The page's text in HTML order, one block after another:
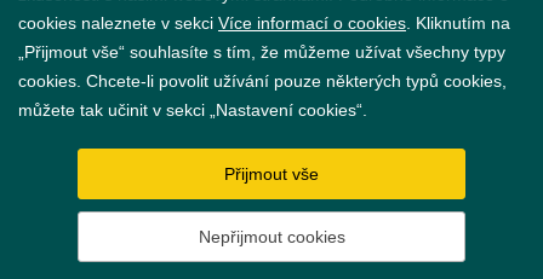
GDPR
Nastavení cookies
cookies naleznete v sekci Více informací o cookies . Kliknutím na
„Přijmout vše“ souhlasíte s tím, že můžeme užívat všechny typy
cookies. Chcete-li povolit užívání pouze některých typů cookies,
můžete tak učinit v sekci „Nastavení cookies“.
Přijmout vše
Nepřijmout cookies